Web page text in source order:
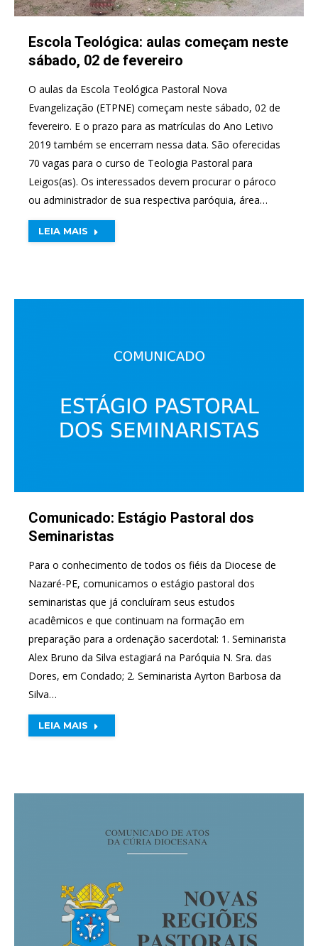
Escola Teológica: aulas começam neste
sábado, 02 de fevereiro
O aulas da Escola Teológica Pastoral Nova
Evangelização (ETPNE) começam neste sábado, 02 de
fevereiro. E o prazo para as matrículas do Ano Letivo
2019 também se encerram nessa data. São oferecidas
70 vagas para o curso de Teologia Pastoral para
Leigos(as). Os interessados devem procurar o pároco
ou administrador de sua respectiva paróquia, área…
LEIA MAIS
Comunicado: Estágio Pastoral dos
Seminaristas
Para o conhecimento de todos os fiéis da Diocese de
Nazaré-PE, comunicamos o estágio pastoral dos
seminaristas que já concluíram seus estudos
acadêmicos e que continuam na formação em
preparação para a ordenação sacerdotal: 1. Seminarista
Alex Bruno da Silva estagiará na Paróquia N. Sra. das
Dores, em Condado; 2. Seminarista Ayrton Barbosa da
Silva…
LEIA MAIS